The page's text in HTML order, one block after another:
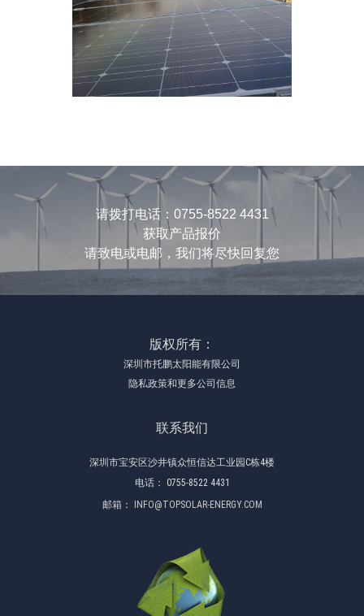
请拨打电话：0755-8522 4431
获取产品报价
请致电或电邮，我们将尽快回复您
版权所有：
深圳市托鹏太阳能有限公司
隐私政策和更多公司信息
联系我们
深圳市宝安区沙井镇众恒信达工业园C栋4楼
电话：
0755-8522 4431
邮箱：
INFO@TOPSOLAR-ENERGY.COM